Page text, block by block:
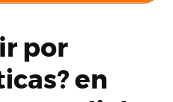
por
en